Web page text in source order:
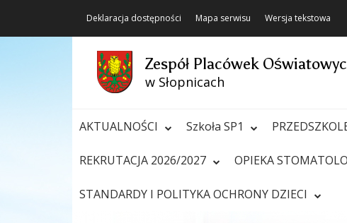
Deklaracja dostępności Mapa serwisu Wersja tekstowa
Zespół Placówek
w Słopnicach
AKTUALNOŚCI Szkoła SP1
REKRUTACJA 2026/2027 OPIEKA
STANDARDY I POLITYKA OCHRONY DZIECI